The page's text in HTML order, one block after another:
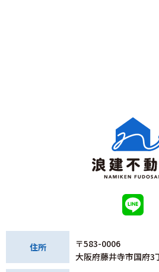
住所
〒583-0006
大阪府藤井寺市国府3